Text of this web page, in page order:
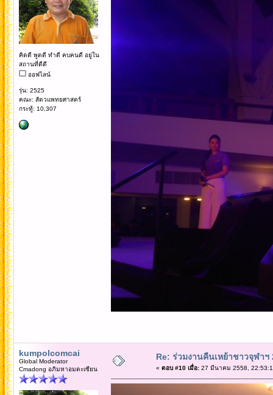
คิดดี พูดดี ทำดี คบคนดี อยู่ใน
สถานที่ดีดี
ออฟไลน์
รุ่น: 2525
คณะ: สัตวแพทยศาสตร์
กระทู้: 10,307
kumpolcomcai
Global Moderator
Cmadong อภิมหาอมตะเซียน
Re: ร่วมงานคืนเหย้าชาวจุฬาฯ
« ตอบ #10 เมื่อ:27 มีนาคม 2558,